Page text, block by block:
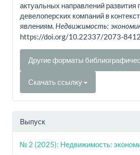
актуальных направлений развития
девелоперских компаний в
явлениям. Недвижимость:
https://doi.org/10.22337/2073-
Другие форматы
Скачать ссылку
Выпуск
№ 2 (2025): Недвижимость: